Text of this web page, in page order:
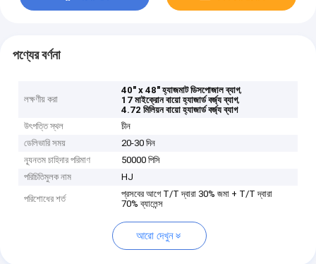
পণ্যের বর্ণনা
লক্ষণীয় করা
40" x 48" হ্যাজমাট ডিসপোজাল ব্যাগ,
17 মাইক্রোন বায়ো হ্যাজার্ড বর্জ্য ব্যাগ,
4.72 মিলিয়ন বায়ো হ্যাজার্ড বর্জ্য ব্যাগ
উৎপত্তি স্থল
চীন
ডেলিভারি সময়
20-30 দিন
ন্যূনতম চাহিদার পরিমাণ
50000 পিসি
পরিচিতিমুলক নাম
HJ
পরিশোধের শর্ত
প্রসবের আগে T/T দ্বারা 30% জমা + T/T দ্বারা
70% ব্যালেন্স
আরো দেখুন